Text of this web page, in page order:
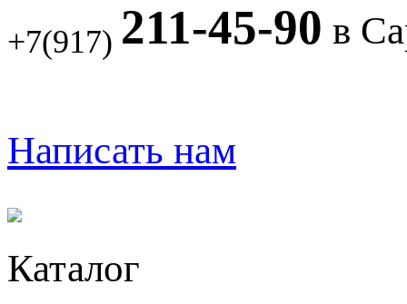
+7(917) 211-45-90 в
Написать нам
Каталог